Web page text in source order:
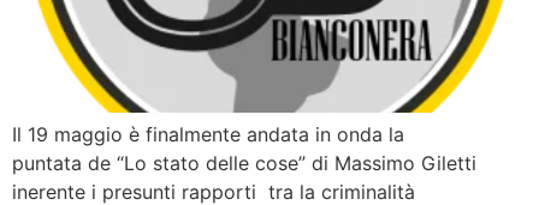
Il 19 maggio è finalmente andata in onda la
puntata de “Lo stato delle cose” di Massimo Giletti
inerente i presunti rapporti tra la criminalità